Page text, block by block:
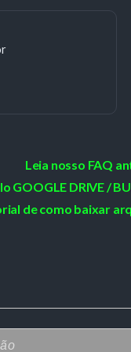
Leia nosso FAQ
DRIVE /
de como baixar